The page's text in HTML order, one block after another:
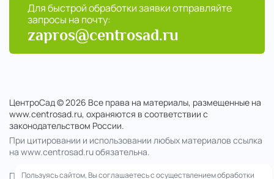
Для быстрой обработки заявки отправляйте
запросы на почту:
zapros@centrosad.ru
ЦентроСад © 2026 Все права на материалы, размещенные на
www.centrosad.ru, охраняются в соответствии с
законодательством России.
При цитировании и использовании любых материалов ссылка
на www.centrosad.ru обязательна.
Продолжая посещение сайта , вы соглашаетесь на обработку
Пользуясь сайтом, Вы соглашаетесь с осуществлением обработки